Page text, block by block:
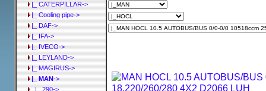
|_ CATERPILLAR->
|_ Cooling pipe->
|_ DAF->
|_ IFA->
|_ IVECO->
|_ LEYLAND->
|_ MAGIRUS->
|_ MAN->
|_ 290->